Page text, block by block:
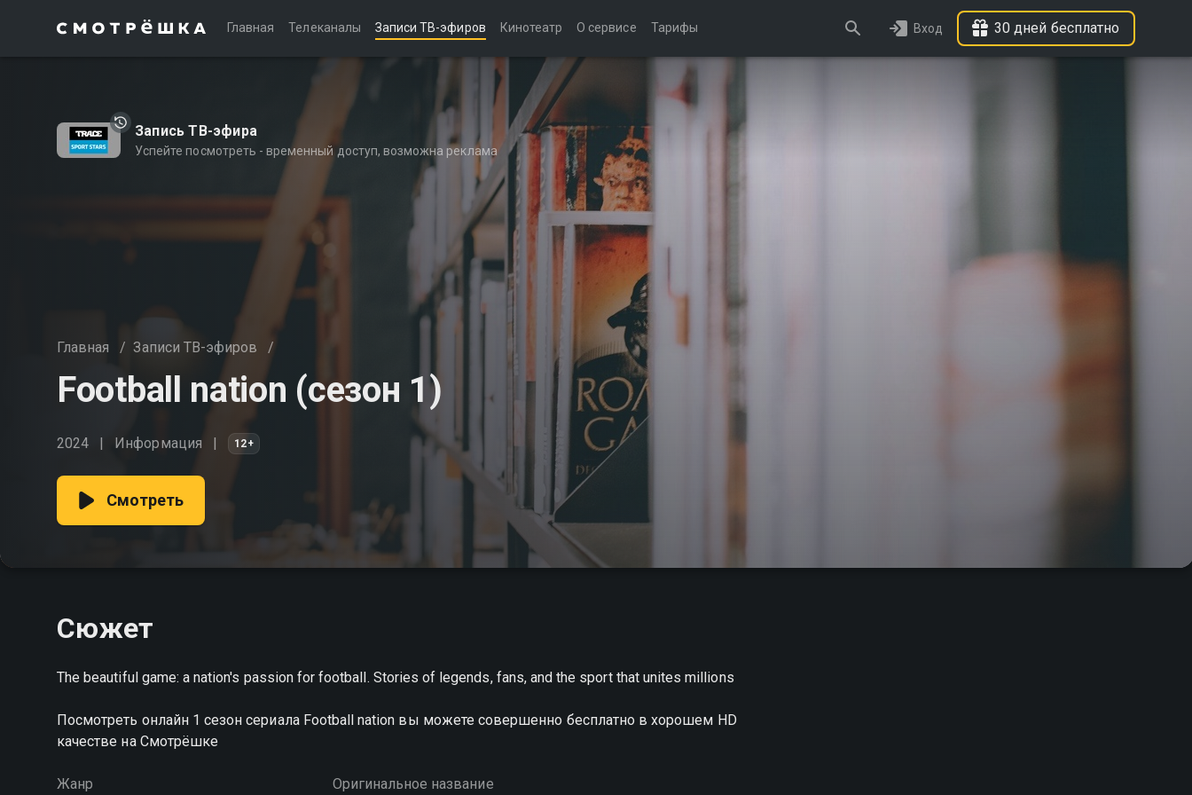
Главная Телеканалы Записи ТВ-эфиров Кинотеатр О сервисе Тарифы Вход 30 дней бесплатно
Запись ТВ-эфира
Успейте посмотреть - временный доступ, возможна реклама
Главная / Записи ТВ-эфиров /
Football nation (сезон 1)
2024 Информация 12+
Смотреть
Сюжет
The beautiful game: a nation's passion for football. Stories of legends, fans, and the sport that unites millions
Посмотреть онлайн 1 сезон сериала Football nation вы можете совершенно бесплатно в хорошем HD
качестве на Смотрёшке
Жанр Оригинальное название